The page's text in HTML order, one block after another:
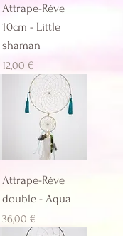
Attrape-Rêve
10cm - Little
shaman
Prix
12,00 €
Attrape-Rêve
double - Aqua
Prix
36,00 €